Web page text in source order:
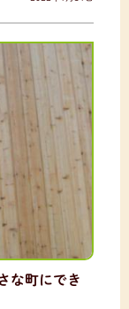
な町にでき